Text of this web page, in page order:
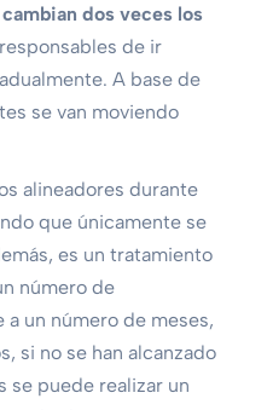
dos veces los
de ir
A base de
se van moviendo
alineadores durante
que únicamente se
es un tratamiento
número de
un número de meses,
si no se han alcanzado
se puede realizar un